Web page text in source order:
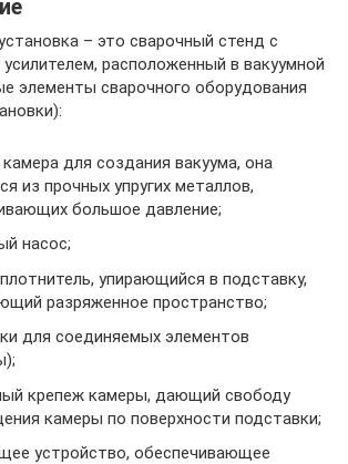
– это сварочный стенд с
расположенный в вакуумной
элементы сварочного оборудования
для создания вакуума, она
из прочных упругих металлов,
большое давление;
насос;
упирающийся в подставку,
разряженное пространство;
для соединяемых элементов
крепеж камеры, дающий свободу
камеры по поверхности подставки;
устройство, обеспечивающее